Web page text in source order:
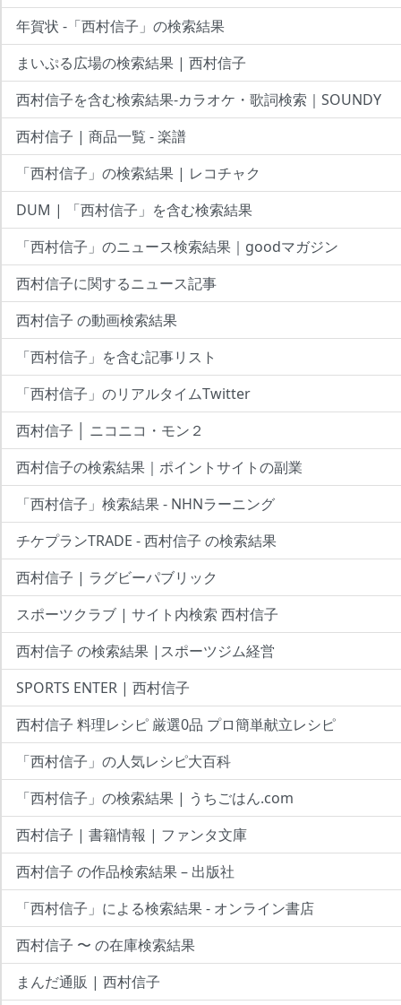
年賀状 -「西村信子」の検索結果
まいぷる広場の検索結果 | 西村信子
西村信子を含む検索結果-カラオケ・歌詞検索｜SOUNDY
西村信子 | 商品一覧 - 楽譜
「西村信子」の検索結果 | レコチャク
DUM | 「西村信子」を含む検索結果
「西村信子」のニュース検索結果｜goodマガジン
西村信子に関するニュース記事
西村信子 の動画検索結果
「西村信子」を含む記事リスト
「西村信子」のリアルタイムTwitter
西村信子 │ ニコニコ・モン２
西村信子の検索結果｜ポイントサイトの副業
「西村信子」検索結果 - NHNラーニング
チケプランTRADE - 西村信子 の検索結果
西村信子 | ラグビーパブリック
スポーツクラブ | サイト内検索 西村信子
西村信子 の検索結果 |スポーツジム経営
SPORTS ENTER | 西村信子
西村信子 料理レシピ 厳選0品 プロ簡単献立レシピ
「西村信子」の人気レシピ大百科
「西村信子」の検索結果 | うちごはん.com
西村信子 | 書籍情報 | ファンタ文庫
西村信子 の作品検索結果 – 出版社
「西村信子」による検索結果 - オンライン書店
西村信子 〜 の在庫検索結果
まんだ通販 | 西村信子